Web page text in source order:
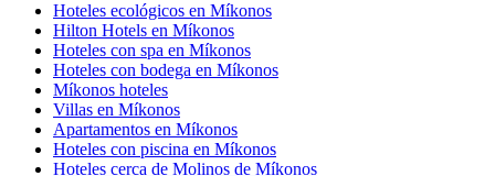
Hoteles ecológicos en Míkonos
Hilton Hotels en Míkonos
Hoteles con spa en Míkonos
Hoteles con bodega en Míkonos
Míkonos hoteles
Villas en Míkonos
Apartamentos en Míkonos
Hoteles con piscina en Míkonos
Hoteles cerca de Molinos de Míkonos